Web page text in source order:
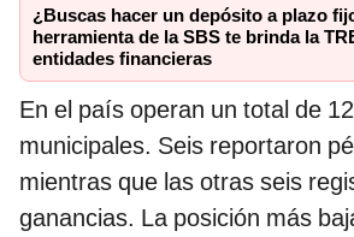
¿Buscas hacer un depósito a plazo
herramienta de la SBS te brinda la
entidades financieras
En el país operan un total de
municipales. Seis reportaron
mientras que las otras seis
ganancias. La posición más